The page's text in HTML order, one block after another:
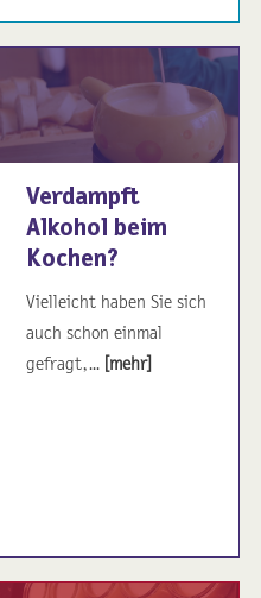
Verdampft
Alkohol beim
Kochen?
Vielleicht haben Sie sich
auch schon einmal
gefragt, ... [mehr]